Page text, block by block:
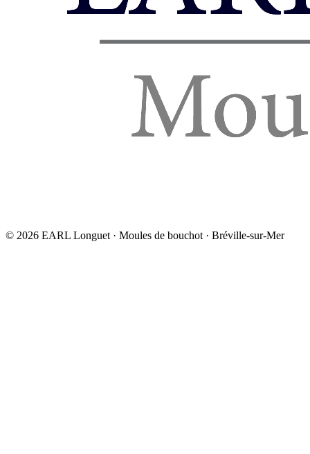
© 2026 EARL Longuet · Moules de bouchot · Bréville-sur-Mer